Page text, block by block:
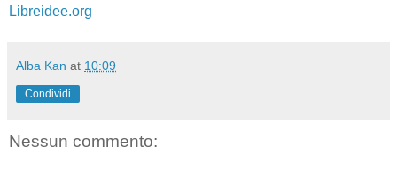
Libreidee.org
Alba Kan at 10:09
Condividi
Nessun commento: